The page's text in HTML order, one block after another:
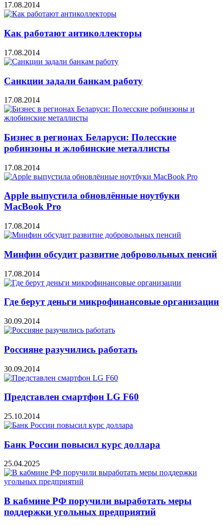
17.08.2014
Как работают антиколлекторы
17.08.2014
Санкции задали банкам работу
17.08.2014
Бизнес в регионах Беларуси: Полесские
робинзоны и жлобинские металлисты
17.08.2014
Apple выпустила обновлённые ноутбуки
MacBook Pro
17.08.2014
Минфин обсудит развитие добровольных пенсий
17.08.2014
Где берут деньги микрофинансовые организации
30.09.2014
Россияне разучились работать
30.09.2014
Представлен смартфон LG F60
25.10.2014
Банк России повысил курс доллара
25.04.2025
В кабмине РФ поручили выработать меры
поддержки угольных предприятий